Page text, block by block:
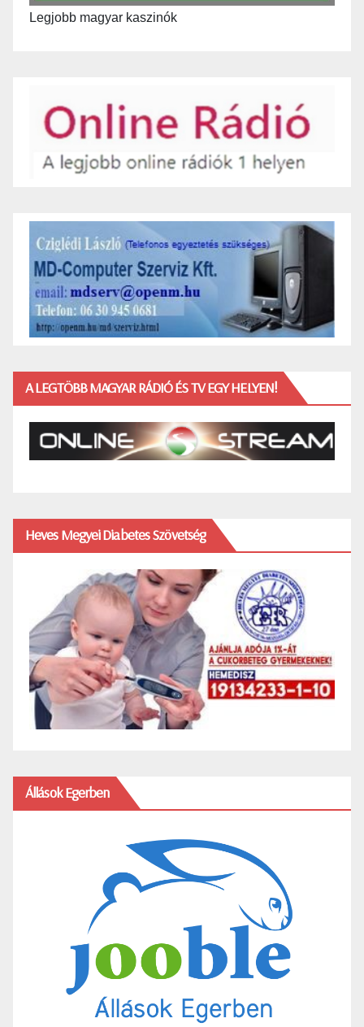
Legjobb magyar kaszinók
A LEGTÖBB MAGYAR RÁDIÓ ÉS TV EGY HELYEN!
Heves Megyei Diabetes Szövetség
Állások Egerben